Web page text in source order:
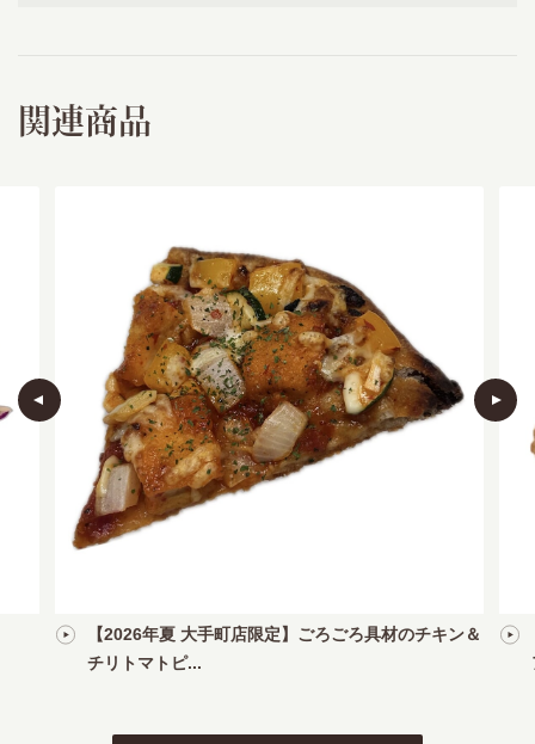
関連商品
【2026年夏 大手町店限定】ごろごろ具材のチキン＆
チリトマトピ...